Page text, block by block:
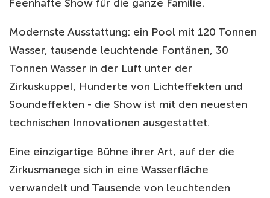
Feenhafte Show für die ganze Familie.
Modernste Ausstattung: ein Pool mit 120 Tonnen
Wasser, tausende leuchtende Fontänen, 30
Tonnen Wasser in der Luft unter der
Zirkuskuppel, Hunderte von Lichteffekten und
Soundeffekten - die Show ist mit den neuesten
technischen Innovationen ausgestattet.
Eine einzigartige Bühne ihrer Art, auf der die
Zirkusmanege sich in eine Wasserfläche
verwandelt und Tausende von leuchtenden